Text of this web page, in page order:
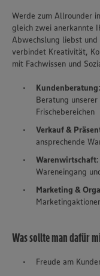
Werde zum Allrounder
gleich zwei anerkannte
Abwechslung liebst
verbindet Kreativität,
mit Fachwissen und
Kundenberatung
Beratung
Frischebereichen
Verkauf &
ansprechende
Warenwirtschaft
Wareneingang
Marketing &
Was sollte man dafür
Freude am